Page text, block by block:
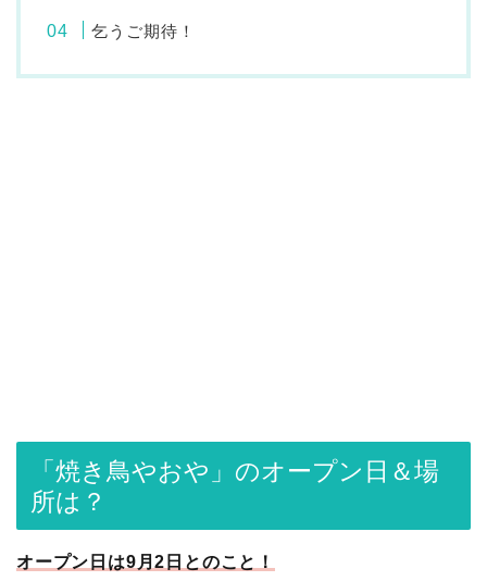
乞うご期待！
「焼き鳥やおや」のオープン日＆場
所は？
オープン日は9月2日とのこと！